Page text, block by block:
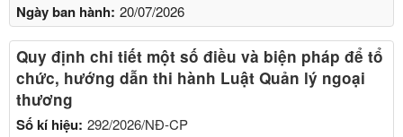
Ngày ban hành: 20/07/2026
Số kí hiệu: 292/2026/NĐ-CP
Quy định chi tiết một số điều và biện pháp để tổ
chức, hướng dẫn thi hành Luật Quản lý ngoại
thương